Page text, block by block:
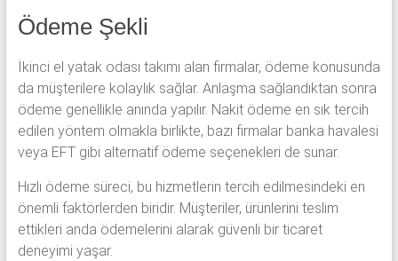
Ödeme Şekli
İkinci el yatak odası takımı alan firmalar, ödeme konusunda
da müşterilere kolaylık sağlar. Anlaşma sağlandıktan sonra
ödeme genellikle anında yapılır. Nakit ödeme en sık tercih
edilen yöntem olmakla birlikte, bazı firmalar banka havalesi
veya EFT gibi alternatif ödeme seçenekleri de sunar.
Hızlı ödeme süreci, bu hizmetlerin tercih edilmesindeki en
önemli faktörlerden biridir. Müşteriler, ürünlerini teslim
ettikleri anda ödemelerini alarak güvenli bir ticaret
deneyimi yaşar.